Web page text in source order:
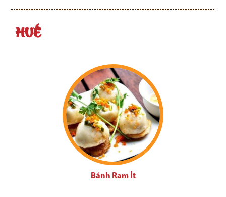
HUẾ
Bánh Ram Ít